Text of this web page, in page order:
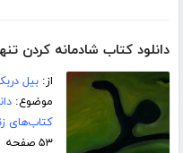
دانلود کتاب شادمانه کردن
از:بیل
موضوع:
کتاب‌های
۵۳ صفحه